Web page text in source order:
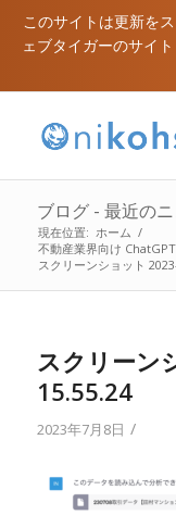
このサイトは更新を
ェブタイガーのサイト
ブログ - 最近の
現在位置: ホーム /
不動産業界向け
スクリーンショット
スクリーン
15.55.24
2023年7月8日 /